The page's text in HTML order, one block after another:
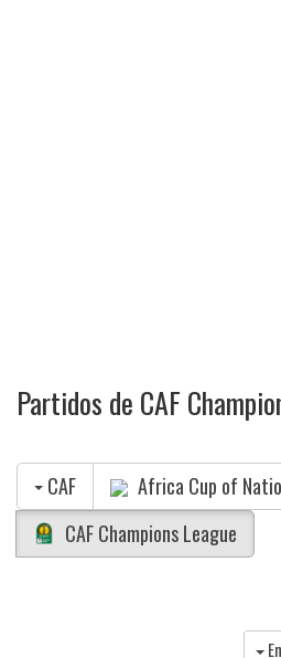
Partidos de CAF
CAF
Africa Cup of
CAF Champions League